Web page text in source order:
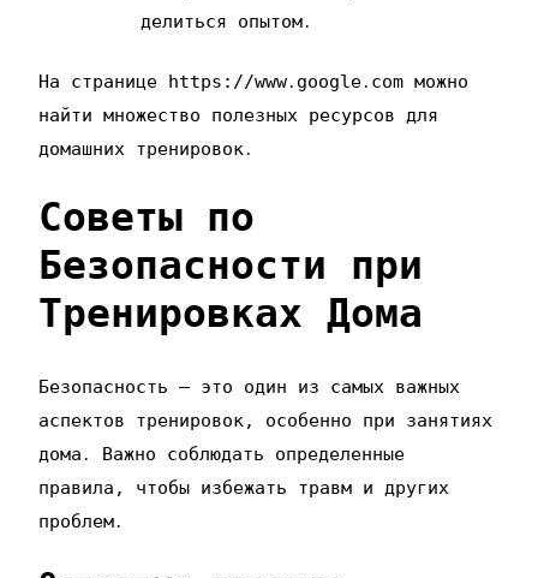
делиться опытом․
На странице https://www․google․com можно
найти множество полезных ресурсов для
домашних тренировок․
Советы по
Безопасности при
Тренировках Дома
Безопасность – это один из самых важных
аспектов тренировок‚ особенно при занятиях
дома․ Важно соблюдать определенные
правила‚ чтобы избежать травм и других
проблем․